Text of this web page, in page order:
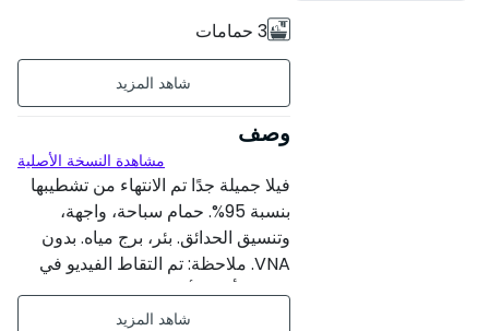
3 حمامات
طابقان
عمر البناء : جديدة
حالة العقار : جديد
وصف
مشاهدة النسخة الأصلية
فيلا جميلة جدًا تم الانتهاء من تشطيبها
بنسبة 95%. حمام سباحة، واجهة،
وتنسيق الحدائق. بئر، برج مياه. بدون
VNA. ملاحظة: تم التقاط الفيديو في
الإعلان أثناء الأعمال، لقد تقدم العمل
منذ ذلك الحين.